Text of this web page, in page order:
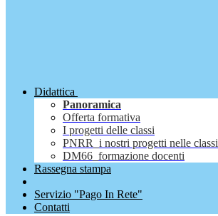
Didattica
Panoramica
Offerta formativa
I progetti delle classi
PNRR_i nostri progetti nelle classi
DM66_formazione docenti
Rassegna stampa
Servizio "Pago In Rete"
Contatti